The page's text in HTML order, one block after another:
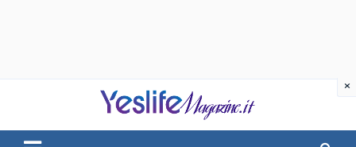
notizie di intrattenimento